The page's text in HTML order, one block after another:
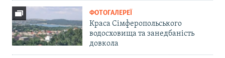
ФОТОГАЛЕРЕЇ
Краса Сімферопольського
водосховища та занедбаність
довкола